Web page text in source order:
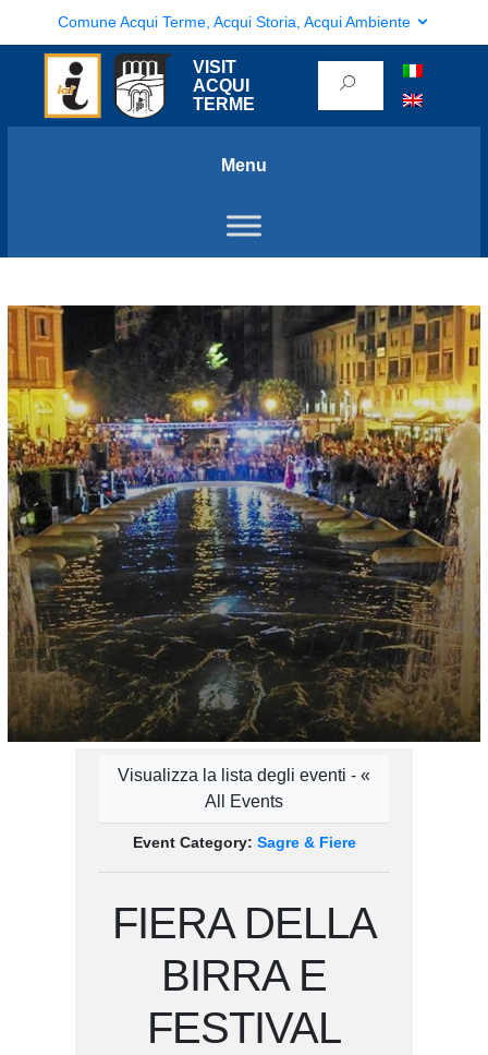
Comune Acqui Terme, Acqui Storia, Acqui Ambiente
VISIT
ACQUI
TERME
Menu
Visualizza la lista degli eventi - «
All Events
Event Category: Sagre & Fiere
FIERA DELLA
BIRRA E
FESTIVAL